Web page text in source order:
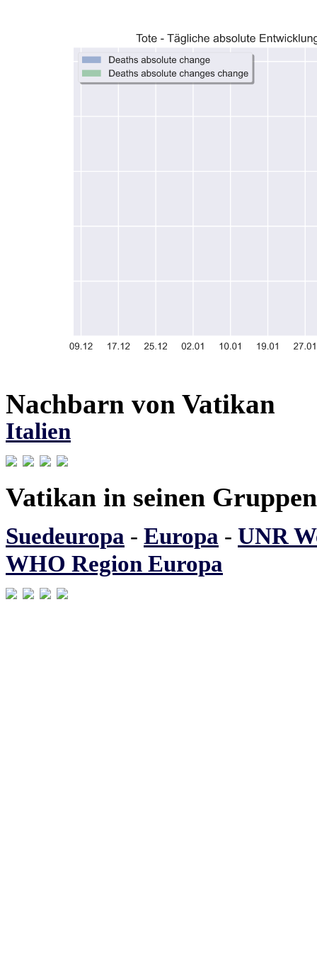
Nachbarn von Vatikan
Italien
Vatikan in seinen Gruppen
Suedeuropa - Europa - UNR
WHO Region Europa